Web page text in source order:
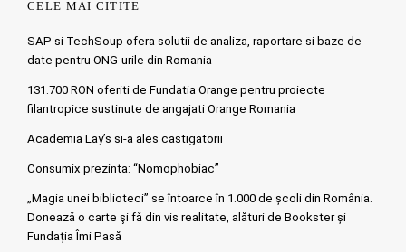
CELE MAI CITITE
SAP si TechSoup ofera solutii de analiza, raportare si baze de
date pentru ONG-urile din Romania
131.700 RON oferiti de Fundatia Orange pentru proiecte
filantropice sustinute de angajati Orange Romania
Academia Lay’s si-a ales castigatorii
Consumix prezinta: “Nomophobiac”
„Magia unei biblioteci” se întoarce în 1.000 de școli din România.
Doneazǎ o carte şi fǎ din vis realitate, alături de Bookster și
Fundația Îmi Pasă